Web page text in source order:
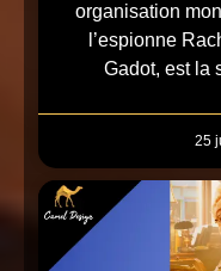
organisation
l’espionne
Gadot, est la
25